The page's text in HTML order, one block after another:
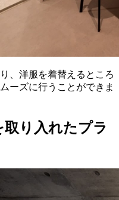
、洋服を着替えるところ
ーズに行うことができま
取り入れたプラ